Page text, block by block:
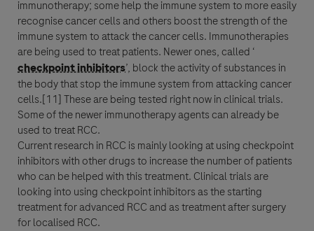
immunotherapy; some help theimmune systemto more easily
recognisecancercells and others boost the strength of the
immune systemto attack thecancercells. Immunotherapies
are being used to treat patients. Newer ones, called ‘
checkpoint inhibitors’, block the activity of substances in
the body that stop theimmune systemfrom attackingcancer
cells.[11] These are being tested right now in clinical trials.
Some of the newerimmunotherapyagents can already be
used to treatRCC.
Current research in RCC is mainly looking at usingcheckpoint
inhibitorswith other drugs to increase the number of patients
who can be helped with this treatment. Clinical trials are
looking into usingcheckpoint inhibitors as the starting
treatment for advanced RCC and as treatment after surgery
for localised RCC.